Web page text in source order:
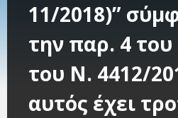
11/2018)”
την παρ. 4
του Ν. 4412/
αυτός έχει